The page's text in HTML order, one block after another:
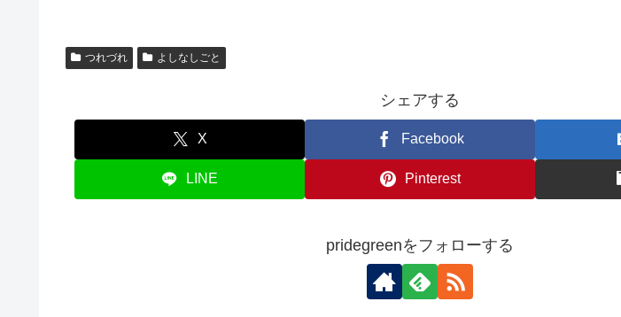
e
o
er
つれづれ よしなしごと
シェアする
X Facebook
LINE Pinterest
pridegreenをフォローする